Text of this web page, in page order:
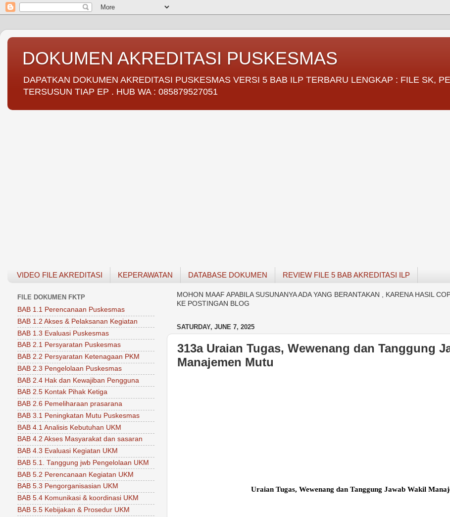
DOKUMEN AKREDITASI PUSKESMAS
DAPATKAN DOKUMEN AKREDITASI PUSKESMAS VERSI 5 BAB ILP TERBARU LENGKAP : FILE SK,
TERSUSUN TIAP EP . HUB WA : 085879527051
VIDEO FILE AKREDITASI KEPERAWATAN DATABASE DOKUMEN REVIEW FILE 5 BAB AKREDITASI ILP
MOHON MAAF APABILA SUSUNANYA ADA YANG BERANTAKAN , KARENA HASIL
KE POSTINGAN BLOG
SATURDAY, JUNE 7, 2025
313a Uraian Tugas, Wewenang dan Tanggung
Manajemen Mutu
Uraian Tugas, Wewenang dan Tanggung Jawab Wakil
FILE DOKUMEN FKTP
BAB 1.1 Perencanaan Puskesmas
BAB 1.2 Akses & Pelaksanan Kegiatan
BAB 1.3 Evaluasi Puskesmas
BAB 2.1 Persyaratan Puskesmas
BAB 2.2 Persyaratan Ketenagaan PKM
BAB 2.3 Pengelolaan Puskesmas
BAB 2.4 Hak dan Kewajiban Pengguna
BAB 2.5 Kontak Pihak Ketiga
BAB 2.6 Pemeliharaan prasarana
BAB 3.1 Peningkatan Mutu Puskesmas
BAB 4.1 Analisis Kebutuhan UKM
BAB 4.2 Akses Masyarakat dan sasaran
BAB 4.3 Evaluasi Kegiatan UKM
BAB 5.1. Tanggung jwb Pengelolaan UKM
BAB 5.2 Perencanaan Kegiatan UKM
BAB 5.3 Pengorganisasian UKM
BAB 5.4 Komunikasi & koordinasi UKM
BAB 5.5 Kebijakan & Prosedur UKM